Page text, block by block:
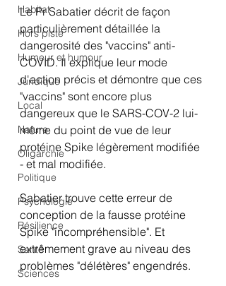
Habitat
Hors piste
Humeur et humour
Juridique
Local
Nature
Oligarchie
Politique
Psychologie
Résilience
Santé
Sciences
Le Pr Sabatier décrit de façon
particulièrement détaillée la
dangerosité des "vaccins" anti-
COVID. Il explique leur mode
d'action précis et démontre que ces
"vaccins" sont encore plus
dangereux que le SARS-COV-2 lui-
même du point de vue de leur
protéine Spike légèrement modifiée
- et mal modifiée.
Sabatier trouve cette erreur de
conception de la fausse protéine
Spike "incompréhensible". Et
extrêmement grave au niveau des
problèmes "délétères" engendrés.